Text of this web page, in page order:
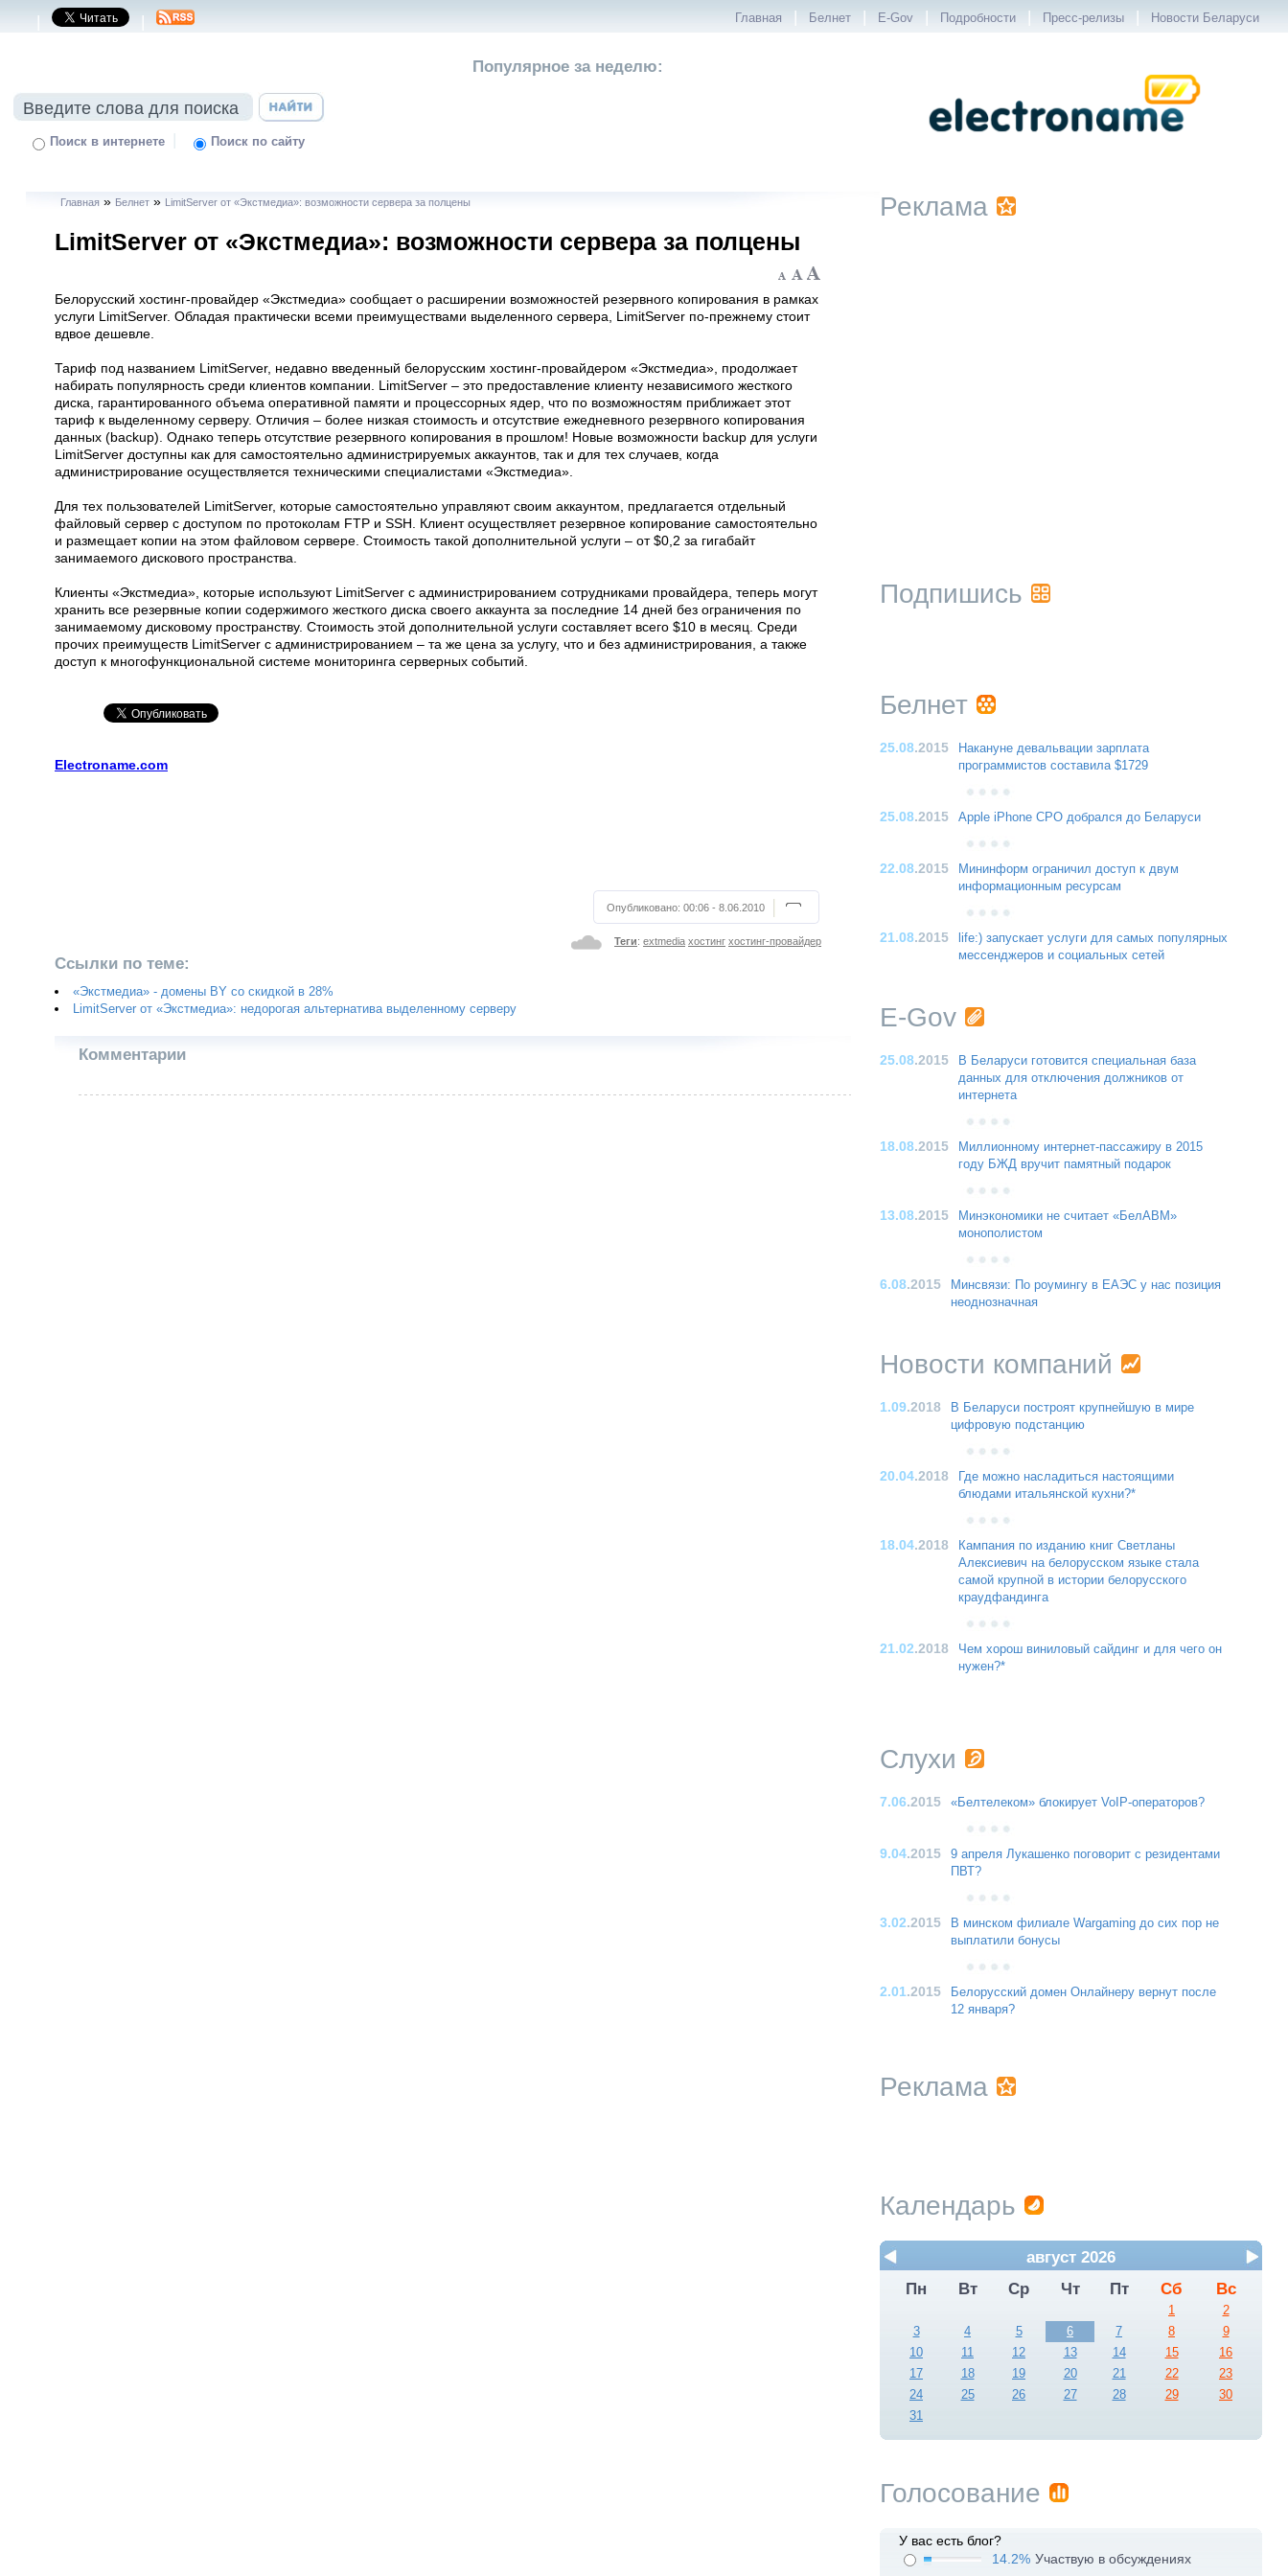
| | Главная | Белнет | E-Gov | Подробности | Пресс-релизы | Новости Беларуси
Поиск в интернете | Поиск по сайту
Популярное за неделю:
Главная » Белнет» LimitServer от «Экстмедиа»: возможности сервера за полцены
LimitServer от «Экстмедиа»: возможности сервера за полцены
Белорусский хостинг-провайдер «Экстмедиа» сообщает о расширении возможностей резервного копирования в рамках
услуги LimitServer. Обладая практически всеми преимуществами выделенного сервера, LimitServer по-прежнему стоит
вдвое дешевле.
Тариф под названием LimitServer, недавно введенный белорусским хостинг-провайдером «Экстмедиа», продолжает
набирать популярность среди клиентов компании. LimitServer – это предоставление клиенту независимого жесткого
диска, гарантированного объема оперативной памяти и процессорных ядер, что по возможностям приближает этот
тариф к выделенному серверу. Отличия – более низкая стоимость и отсутствие ежедневного резервного копирования
данных (backup). Однако теперь отсутствие резервного копирования в прошлом! Новые возможности backup для услуги
LimitServer доступны как для самостоятельно администрируемых аккаунтов, так и для тех случаев, когда
администрирование осуществляется техническими специалистами «Экстмедиа».
Для тех пользователей LimitServer, которые самостоятельно управляют своим аккаунтом, предлагается отдельный
файловый сервер с доступом по протоколам FTP и SSH. Клиент осуществляет резервное копирование самостоятельно
и размещает копии на этом файловом сервере. Стоимость такой дополнительной услуги – от $0,2 за гигабайт
занимаемого дискового пространства.
Клиенты «Экстмедиа», которые используют LimitServer с администрированием сотрудниками провайдера, теперь могут
хранить все резервные копии содержимого жесткого диска своего аккаунта за последние 14 дней без ограничения по
занимаемому дисковому пространству. Стоимость этой дополнительной услуги составляет всего $10 в месяц. Среди
прочих преимуществ LimitServer с администрированием – та же цена за услугу, что и без администрирования, а также
доступ к многофункциональной системе мониторинга серверных событий.
Electroname.com
Опубликовано: 00:06 - 8.06.2010
Теги: extmedia хостинг хостинг-провайдер
Ссылки по теме:
«Экстмедиа» - домены BY со скидкой в 28%
LimitServer от «Экстмедиа»: недорогая альтернатива выделенному серверу
Комментарии
Реклама
Подпишись
Белнет
25.08.2015
Накануне девальвации зарплата
программистов составила $1729
25.08.2015 Apple iPhone CPO добрался до Беларуси
22.08.2015
Мининформ ограничил доступ к двум
информационным ресурсам
21.08.2015
life:) запускает услуги для самых популярных
мессенджеров и социальных сетей
E-Gov
25.08.2015
В Беларуси готовится специальная база
данных для отключения должников от
интернета
18.08.2015
Миллионному интернет-пассажиру в 2015
году БЖД вручит памятный подарок
13.08.2015
Минэкономики не считает «БелАВМ»
монополистом
6.08.2015
Минсвязи: По роумингу в ЕАЭС у нас позиция
неоднозначная
Новости компаний
1.09.2018
В Беларуси построят крупнейшую в мире
цифровую подстанцию
20.04.2018
Где можно насладиться настоящими
блюдами итальянской кухни?*
18.04.2018
Кампания по изданию книг Светланы
Алексиевич на белорусском языке стала
самой крупной в истории белорусского
краудфандинга
21.02.2018
Чем хорош виниловый сайдинг и для чего он
нужен?*
Слухи
7.06.2015 «Белтелеком» блокирует VoIP-операторов?
9.04.2015
9 апреля Лукашенко поговорит с резидентами
ПВТ?
3.02.2015
В минском филиале Wargaming до сих пор не
выплатили бонусы
2.01.2015
Белорусский домен Онлайнеру вернут после
12 января?
Реклама
Календарь
август 2026
Пн
Вт Ср Чт Пт Сб Вс
1
2
3
4 5 6 7 8
9
10
11 12 13 14 15
16
17
18 19 20 21 22
23
24
25 26 27 28 29
30
31
Голосование
У вас есть блог?
14.2% Участвую в обсуждениях